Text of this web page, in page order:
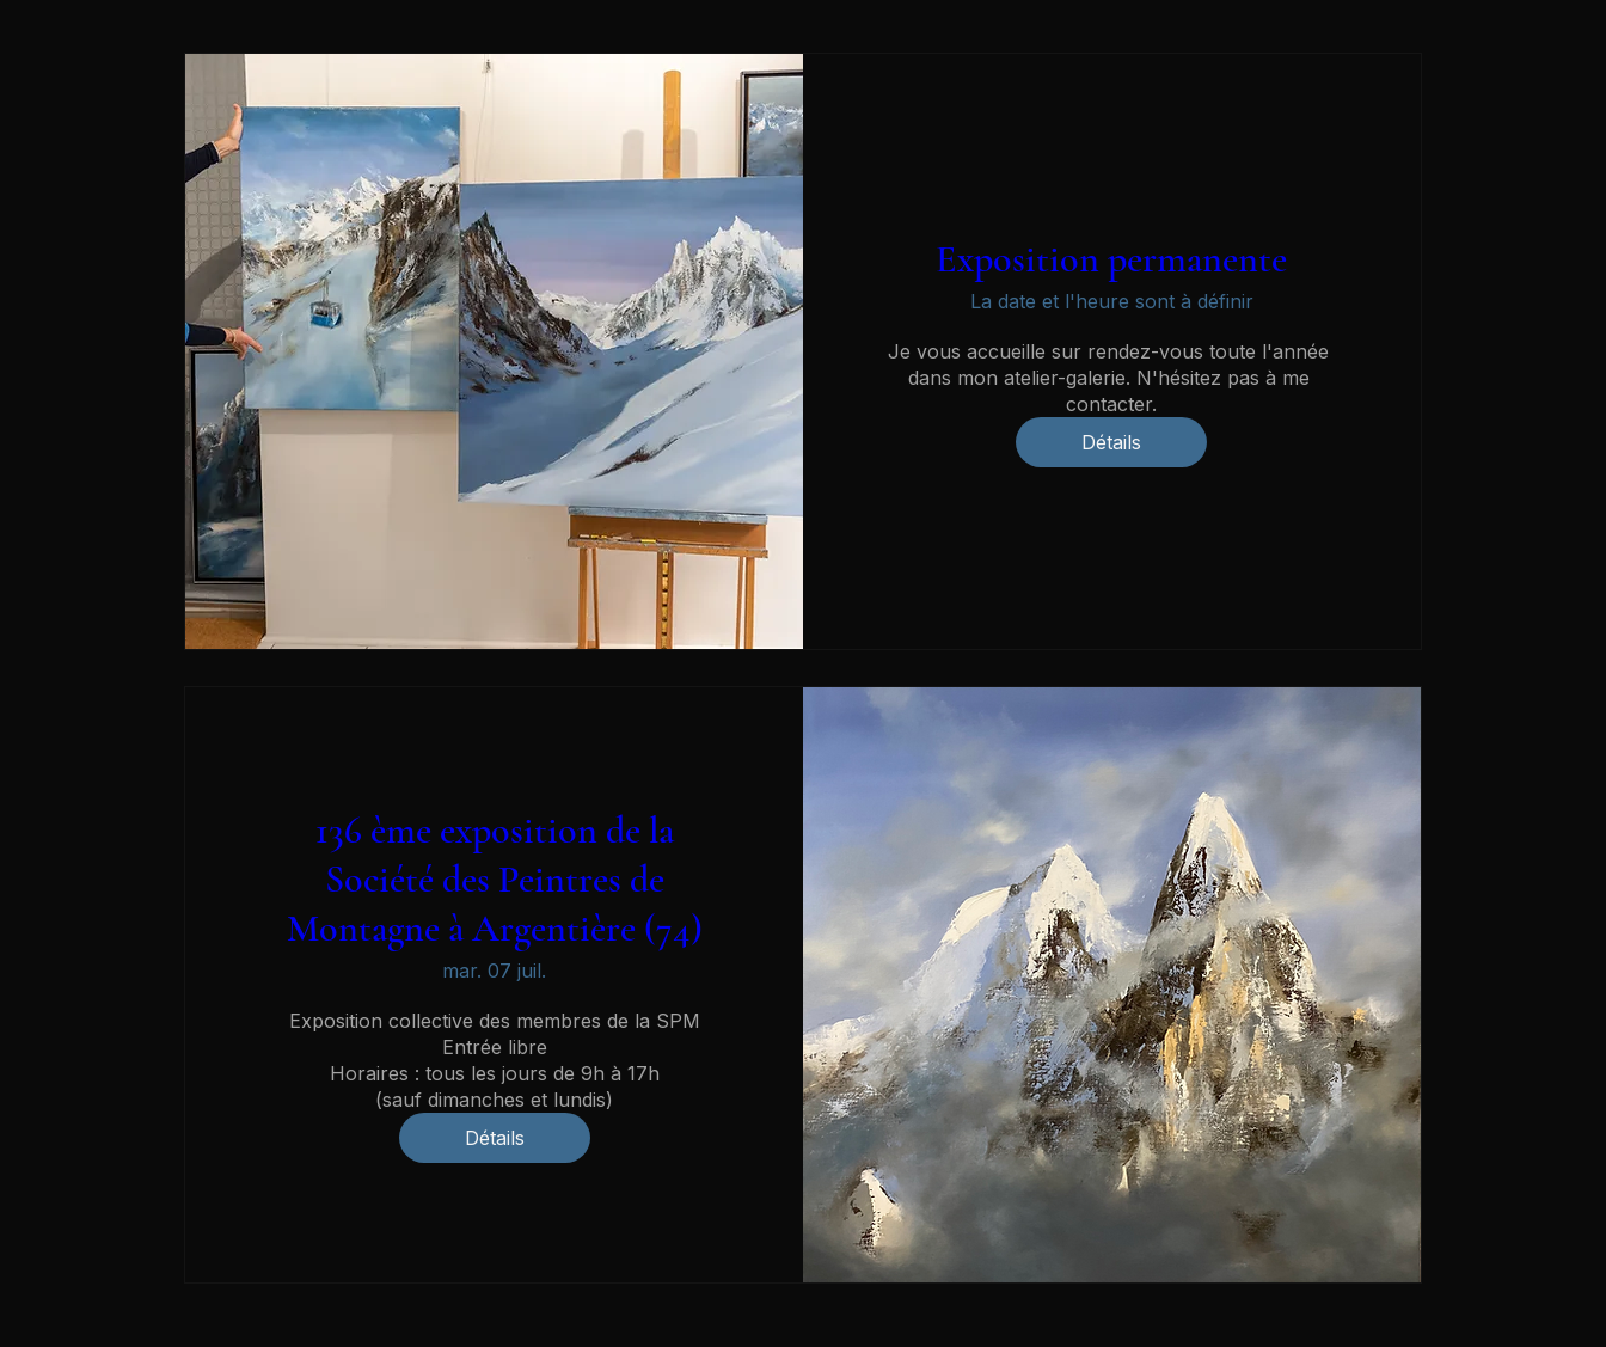
Exposition permanente
La date et l'heure sont à définir
Je vous accueille sur rendez-vous toute l'année
dans mon atelier-galerie. N'hésitez pas à me
contacter.
Détails
136 ème exposition de la
Société des Peintres de
Montagne à Argentière (74)
mar. 07 juil.
Exposition collective des membres de la SPM
Entrée libre
Horaires : tous les jours de 9h à 17h
(sauf dimanches et lundis)
Détails